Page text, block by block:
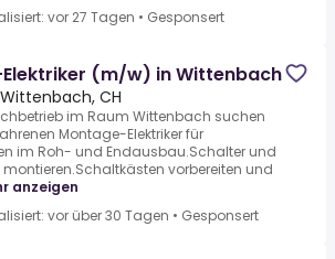
vor 27 Tagen • Gesponsert
(m/w) in Wittenbach
Wittenbach, CH
im Raum Wittenbach suchen
Montage-Elektriker für
im Roh- und Endausbau.Schalter und
vorbereiten und
anzeigen
vor über 30 Tagen • Gesponsert